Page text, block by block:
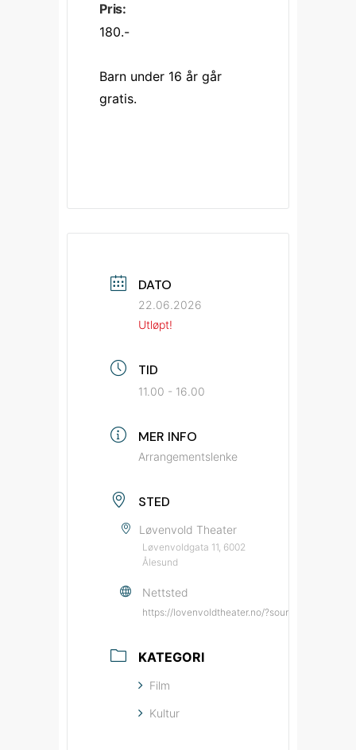
Pris:
180.-
Barn under 16 år går
gratis.
DATO
22.06.2026
Utløpt!
TID
11.00 - 16.00
MER INFO
Arrangementslenke
STED
Løvenvold Theater
Løvenvoldgata 11, 6002
Ålesund
Nettsted
https://lovenvoldtheater.no/
KATEGORI
Film
Kultur